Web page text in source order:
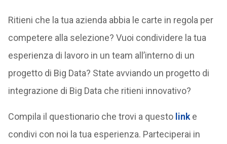
Ritieni che la tua azienda abbia le carte in regola per
competere alla selezione? Vuoi condividere la tua
esperienza di lavoro in un team all’interno di un
progetto di Big Data? State avviando un progetto di
integrazione di Big Data che ritieni innovativo?
Compila il questionario che trovi a questo linke
condivi con noi la tua esperienza. Parteciperai in